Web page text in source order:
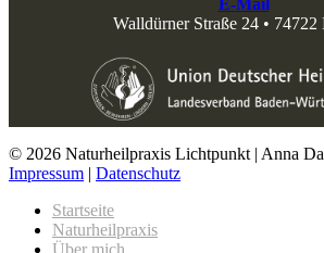
E-Mail
Walldürner Straße 24 • 74722
© 2026 Naturheilpraxis Lichtpunkt | Anna
Impressum | Datenschutz
Startseite
Naturheilpraxis